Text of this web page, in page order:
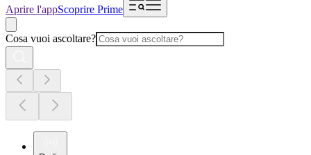
Aprire l'appScoprire Prime
Cosa vuoi ascoltare?